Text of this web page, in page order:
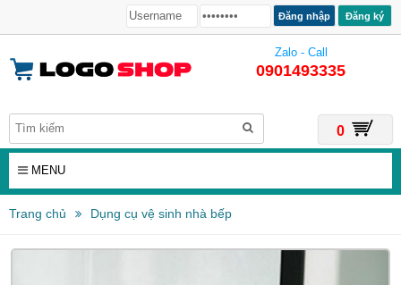
Đăng ký
Zalo - Call
0901493335
0
MENU
Trang chủ Dụng cụ vệ sinh nhà bếp